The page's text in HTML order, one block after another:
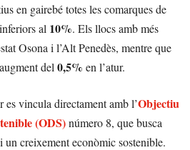
en gairebé totes les comarques de
al 10%. Els llocs amb més
Osona i l’Alt Penedès, mentre que
del 0,5% en l’atur.
es vincula directament amb l’Objectiu
(ODS)número 8, que busca
creixement econòmic sostenible.